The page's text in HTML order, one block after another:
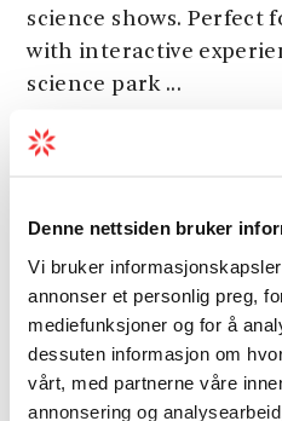
Denne nettsiden bruker
Vi bruker
annonser et personlig preg,
mediefunksjoner og for å
dessuten informasjon om
vårt, med partnerne våre
annonsering og
science shows. Perfect
with interactive
science park ...